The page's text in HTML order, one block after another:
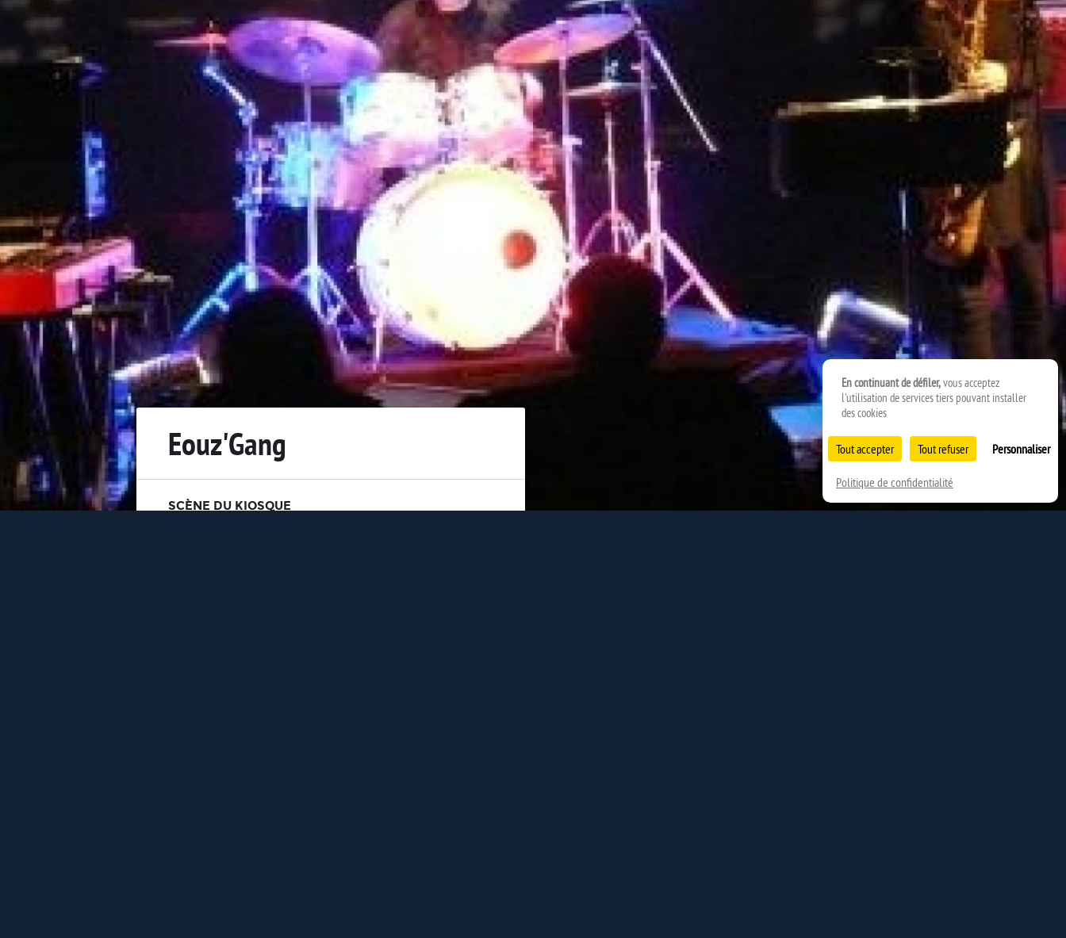
Eouz'Gang
SCÈNE DU KIOSQUE
En continuant de défiler,vous acceptez
l'utilisation de services tiers pouvant installer
des cookies
Tout accepter Tout refuser Personnaliser
Politique de confidentialité